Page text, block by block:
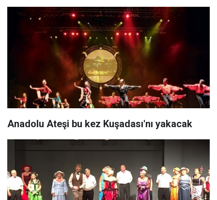
Anadolu Ateşi bu kez Kuşadası'nı yakacak